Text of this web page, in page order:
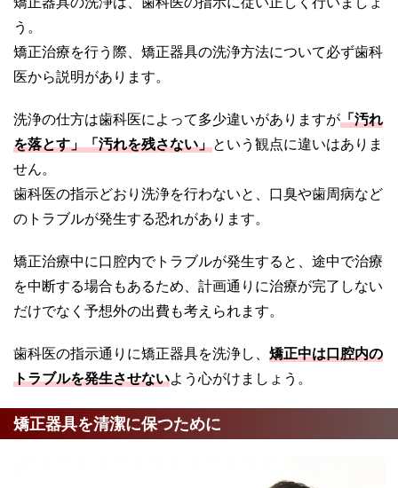
う。
矯正治療を行う際、矯正器具の洗浄方法について必ず歯科
医から説明があります。
洗浄の仕方は歯科医によって多少違いがありますが「汚れ
を落とす」「汚れを残さない」という観点に違いはありま
せん。
歯科医の指示どおり洗浄を行わないと、口臭や歯周病など
のトラブルが発生する恐れがあります。
矯正治療中に口腔内でトラブルが発生すると、途中で治療
を中断する場合もあるため、計画通りに治療が完了しない
だけでなく予想外の出費も考えられます。
歯科医の指示通りに矯正器具を洗浄し、 矯正中は口腔内の
トラブルを発生させないよう心がけましょう。
矯正器具を清潔に保つために